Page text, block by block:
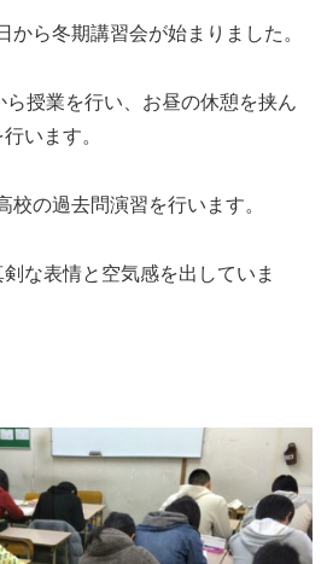
から冬期講習会が始まりました。
授業を行い、お昼の休憩を挟ん
います。
校の過去問演習を行います。
な表情と空気感を出していま